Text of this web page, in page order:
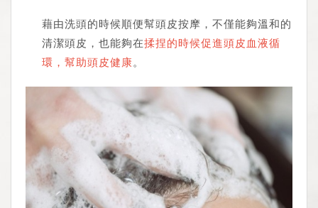
30%
藉由洗頭的時候順便幫頭皮按摩，不僅能夠溫和的
清潔頭皮，也能夠在揉捏的時候促進頭皮血液循
環，幫助頭皮健康。